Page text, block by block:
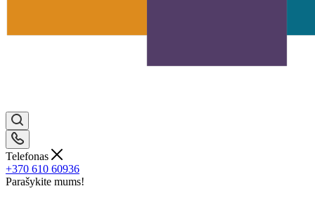
Telefonas
+370 610 60936
Parašykite mums!